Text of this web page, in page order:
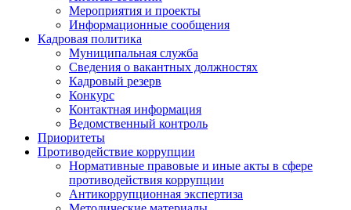
Мероприятия и проекты
Информационные сообщения
Кадровая политика
Муниципальная служба
Сведения о вакантных должностях
Кадровый резерв
Конкурс
Контактная информация
Ведомственный контроль
Приоритеты
Противодействие коррупции
Нормативные правовые и иные акты в сфере
противодействия коррупции
Антикоррупционная экспертиза